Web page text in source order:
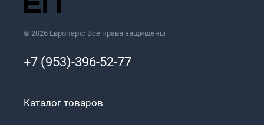
© 2026 Европартс Все права защищены
+7 (953)-396-52-77
Каталог товаров